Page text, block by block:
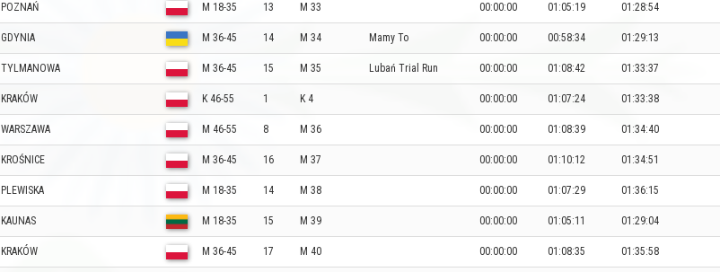
POZNAŃ M 18-35 13 M 33 00:00:00 01:05:19 01:28:54
GDYNIA M 36-45 14 M 34 Mamy To 00:00:00 00:58:34 01:29:13
TYLMANOWA M 36-45 15 M 35 Lubań Trial Run 00:00:00 01:08:42 01:33:37
KRAKÓW K 46-55 1 K 4 00:00:00 01:07:24 01:33:38
WARSZAWA M 46-55 8 M 36 00:00:00 01:08:39 01:34:40
KROŚNICE M 36-45 16 M 37 00:00:00 01:10:12 01:34:51
PLEWISKA M 18-35 14 M 38 00:00:00 01:07:29 01:36:15
KAUNAS M 18-35 15 M 39 00:00:00 01:05:11 01:29:04
KRAKÓW M 36-45 17 M 40 00:00:00 01:08:35 01:35:58